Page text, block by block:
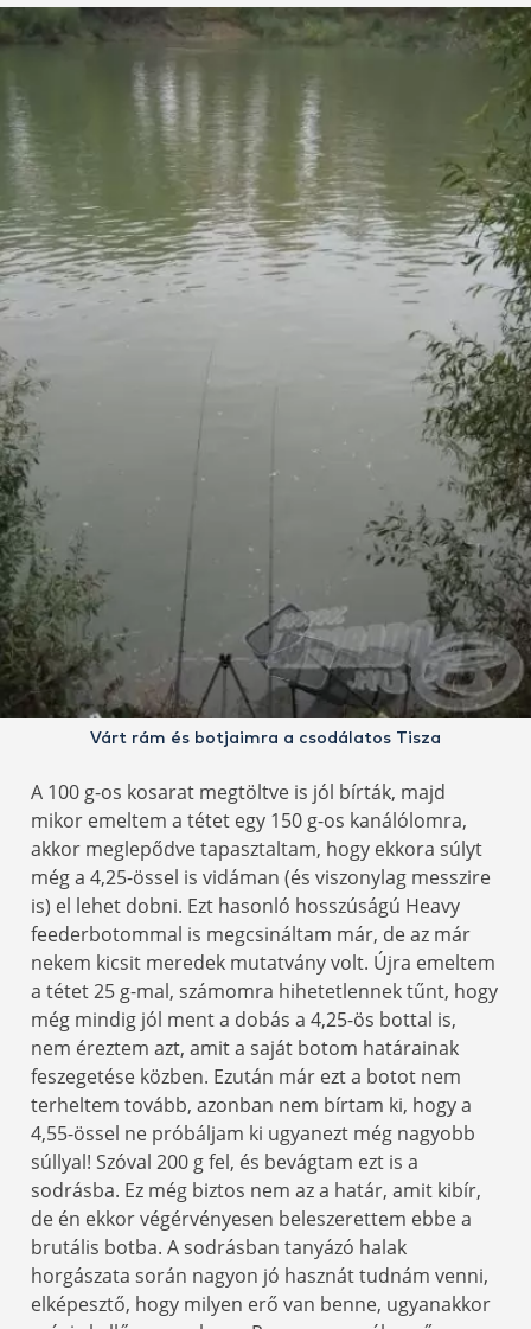
Várt rám és botjaimra a csodálatos Tisza
A 100 g-os kosarat megtöltve is jól bírták, majd
mikor emeltem a tétet egy 150 g-os kanálólomra,
akkor meglepődve tapasztaltam, hogy ekkora súlyt
még a 4,25-össel is vidáman (és viszonylag messzire
is) el lehet dobni. Ezt hasonló hosszúságú Heavy
feederbotommal is megcsináltam már, de az már
nekem kicsit meredek mutatvány volt. Újra emeltem
a tétet 25 g-mal, számomra hihetetlennek tűnt, hogy
még mindig jól ment a dobás a 4,25-ös bottal is,
nem éreztem azt, amit a saját botom határainak
feszegetése közben. Ezután már ezt a botot nem
terheltem tovább, azonban nem bírtam ki, hogy a
4,55-össel ne próbáljam ki ugyanezt még nagyobb
súllyal! Szóval 200 g fel, és bevágtam ezt is a
sodrásba. Ez még biztos nem az a határ, amit kibír,
de én ekkor végérvényesen beleszerettem ebbe a
brutális botba. A sodrásban tanyázó halak
horgászata során nagyon jó hasznát tudnám venni,
elképesztő, hogy milyen erő van benne, ugyanakkor